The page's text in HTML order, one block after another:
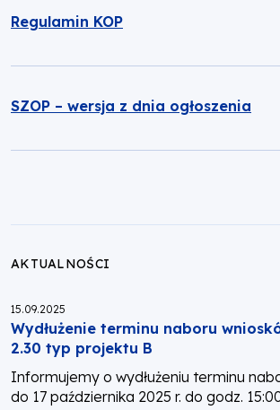
Regulamin KOP
SZOP – wersja z dnia ogłoszenia
AKTUALNOŚCI
Opublikowano:
15.09.2025
Wydłużenie terminu naboru
2.30 typ projektu B
Informujemy o wydłużeniu terminu
do 17 października 2025 r. do godz.